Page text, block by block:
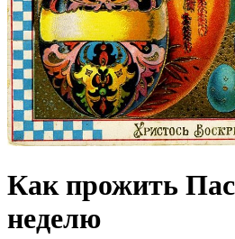
Как прожить
неделю